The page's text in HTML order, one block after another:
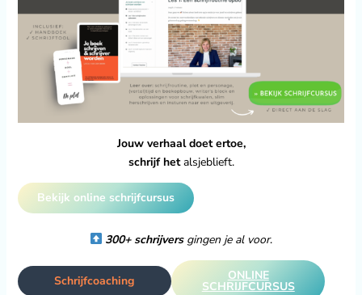
Jouw verhaal doet ertoe,
schrijf hetalsjeblieft.
Bekijk online schrijfcursus
300+ schrijvers gingen je al voor.
Schrijfcoaching ONLINE
SCHRIJFCURSUS